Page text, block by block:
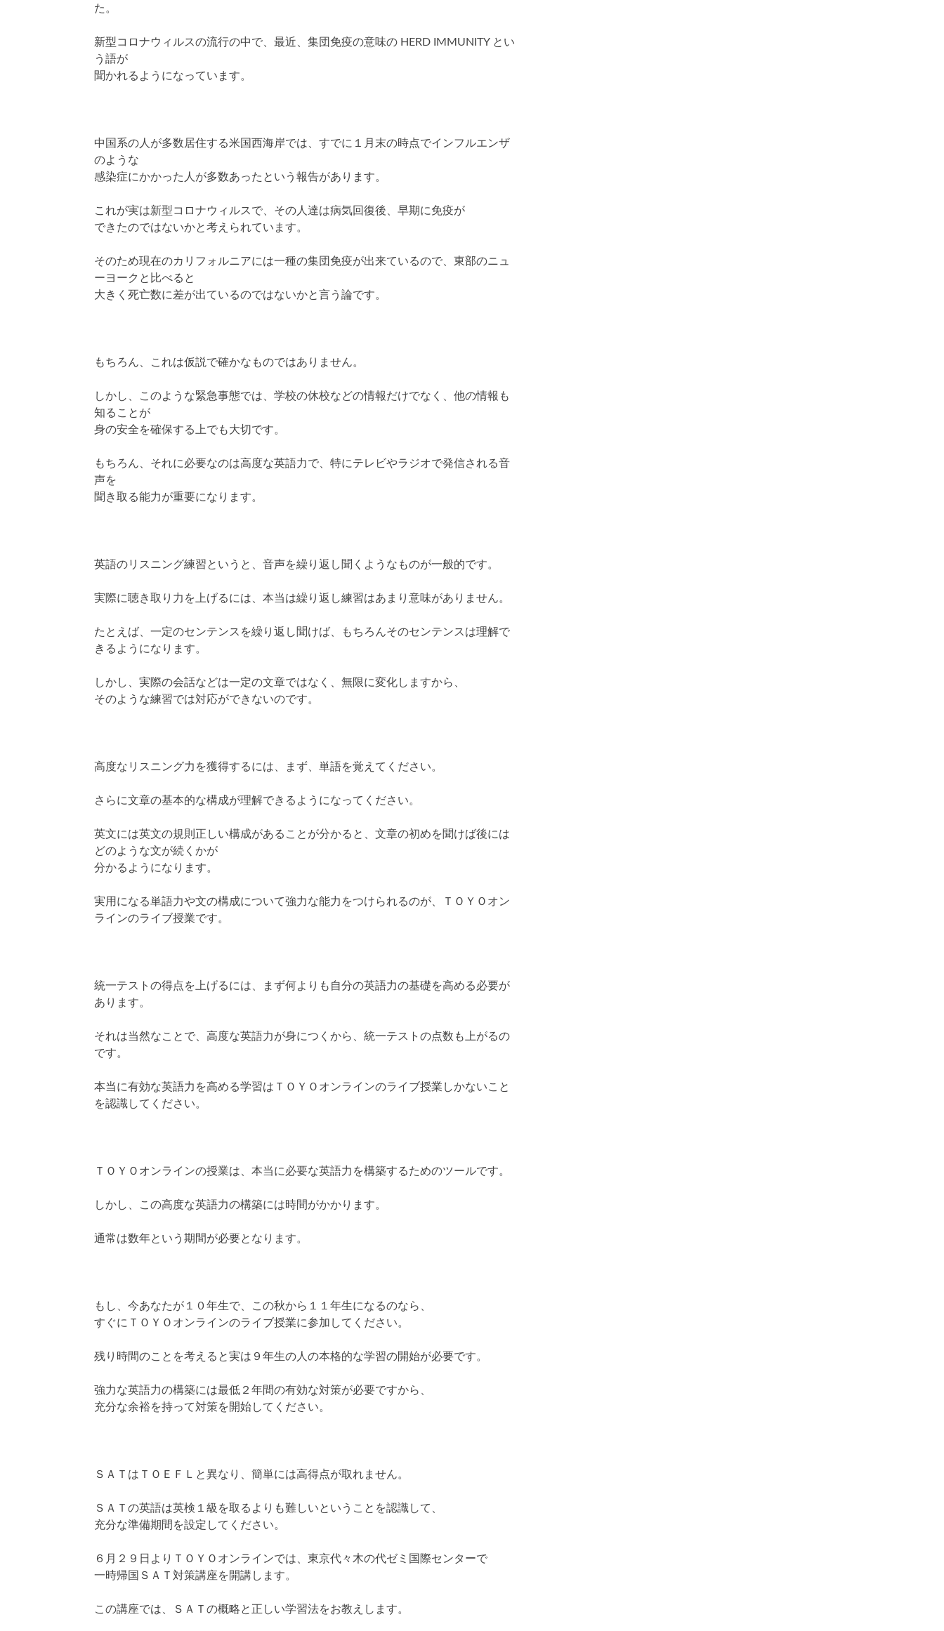
た。
新型コロナウィルスの流行の中で、最近、集団免疫の意味の HERD IMMUNITY とい
う語が
聞かれるようになっています。
中国系の人が多数居住する米国西海岸では、すでに１月末の時点でインフルエンザ
のような
感染症にかかった人が多数あったという報告があります。
これが実は新型コロナウィルスで、その人達は病気回復後、早期に免疫が
できたのではないかと考えられています。
そのため現在のカリフォルニアには一種の集団免疫が出来ているので、東部のニュ
ーヨークと比べると
大きく死亡数に差が出ているのではないかと言う論です。
もちろん、これは仮説で確かなものではありません。
しかし、このような緊急事態では、学校の休校などの情報だけでなく、他の情報も
知ることが
身の安全を確保する上でも大切です。
もちろん、それに必要なのは高度な英語力で、特にテレビやラジオで発信される音
声を
聞き取る能力が重要になります。
英語のリスニング練習というと、音声を繰り返し聞くようなものが一般的です。
実際に聴き取り力を上げるには、本当は繰り返し練習はあまり意味がありません。
たとえば、一定のセンテンスを繰り返し聞けば、もちろんそのセンテンスは理解で
きるようになります。
しかし、実際の会話などは一定の文章ではなく、無限に変化しますから、
そのような練習では対応ができないのです。
高度なリスニング力を獲得するには、まず、単語を覚えてください。
さらに文章の基本的な構成が理解できるようになってください。
英文には英文の規則正しい構成があることが分かると、文章の初めを聞けば後には
どのような文が続くかが
分かるようになります。
実用になる単語力や文の構成について強力な能力をつけられるのが、ＴＯＹＯオン
ラインのライブ授業です。
統一テストの得点を上げるには、まず何よりも自分の英語力の基礎を高める必要が
あります。
それは当然なことで、高度な英語力が身につくから、統一テストの点数も上がるの
です。
本当に有効な英語力を高める学習はＴＯＹＯオンラインのライブ授業しかないこと
を認識してください。
ＴＯＹＯオンラインの授業は、本当に必要な英語力を構築するためのツールです。
しかし、この高度な英語力の構築には時間がかかります。
通常は数年という期間が必要となります。
もし、今あなたが１０年生で、この秋から１１年生になるのなら、
すぐにＴＯＹＯオンラインのライブ授業に参加してください。
残り時間のことを考えると実は９年生の人の本格的な学習の開始が必要です。
強力な英語力の構築には最低２年間の有効な対策が必要ですから、
充分な余裕を持って対策を開始してください。
ＳＡＴはＴＯＥＦＬと異なり、簡単には高得点が取れません。
ＳＡＴの英語は英検１級を取るよりも難しいということを認識して、
充分な準備期間を設定してください。
６月２９日よりＴＯＹＯオンラインでは、東京代々木の代ゼミ国際センターで
一時帰国ＳＡＴ対策講座を開講します。
この講座では、ＳＡＴの概略と正しい学習法をお教えします。